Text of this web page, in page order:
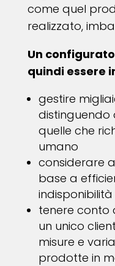
come quel
realizzato,
Un
quindi essere
gestire
distinguendo
quelle che
umano
considerare
base a
tenere conto
un unico
misure e
prodotte in